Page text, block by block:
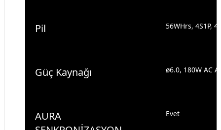
Pil 56WHrs, 4S1P,
Güç Kaynağı ø6.0, 180W AC
AURA
Evet